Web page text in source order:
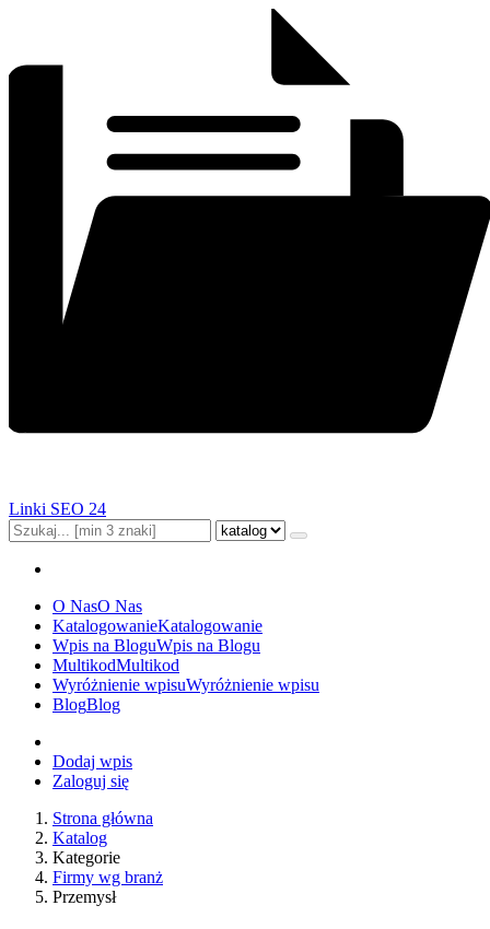
Linki SEO 24
O NasO Nas
KatalogowanieKatalogowanie
Wpis na BloguWpis na Blogu
MultikodMultikod
Wyróżnienie wpisuWyróżnienie wpisu
BlogBlog
Dodaj wpis
Zaloguj się
Strona główna
Katalog
Kategorie
Firmy wg branż
Przemysł